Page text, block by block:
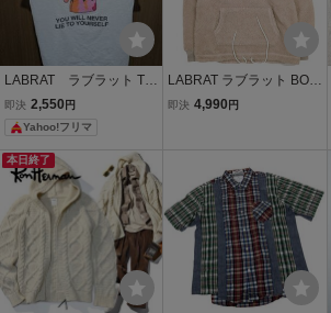
LABRAT ラブラット Tシ
ャツ
即決 2,550 円
Yahoo!フリマ
LABRAT ラブラット BOA
FLEECE ANORAK JACK
ルジン トップス g13859
即決 4,990 円
本日終了